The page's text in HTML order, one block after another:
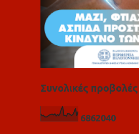
Συνολικές
6862040